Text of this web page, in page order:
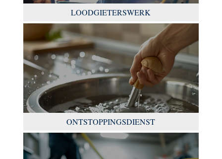
LOODGIETERSWERK
ONTSTOPPINGSDIENST